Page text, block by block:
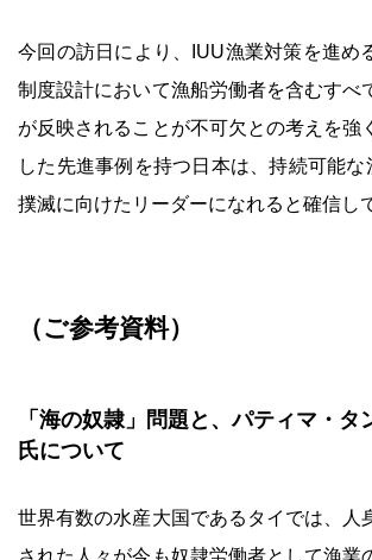
今回の訪日により、IUU漁業対策を進め
制度設計において漁船労働者を含むすべ
が反映されることが不可欠との考えを強
した先進事例を持つ日本は、持続可能
撲滅に向けたリーダーになれると確信し
（ご参考資料）
「海の奴隷」問題と、パティマ・タ
氏について
世界有数の水産大国であるタイでは、人
された人々が今も奴隷労働者として漁業